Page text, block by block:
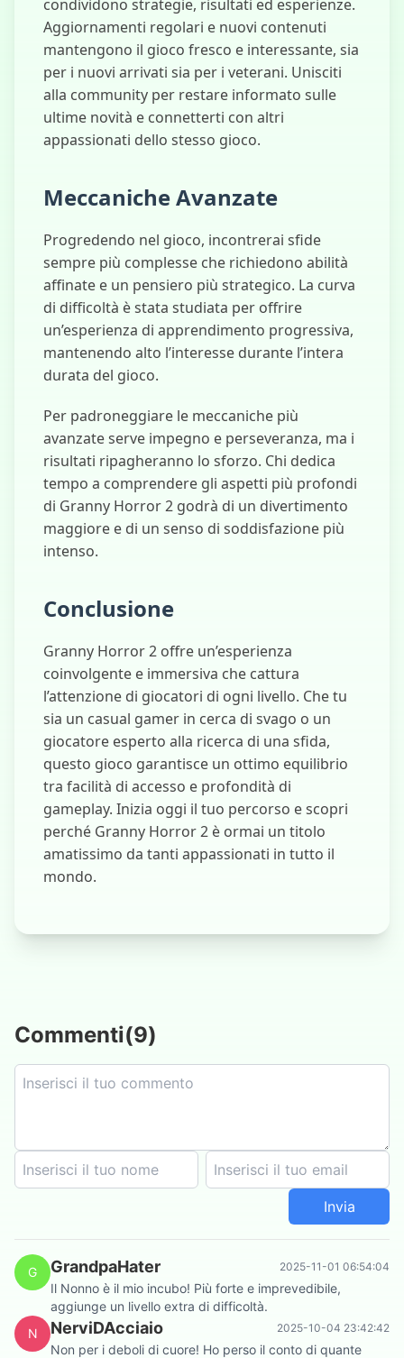
condividono strategie, risultati ed esperienze.
Aggiornamenti regolari e nuovi contenuti
mantengono il gioco fresco e interessante, sia
per i nuovi arrivati sia per i veterani. Unisciti
alla community per restare informato sulle
ultime novità e connetterti con altri
appassionati dello stesso gioco.
Meccaniche Avanzate
Progredendo nel gioco, incontrerai sfide
sempre più complesse che richiedono abilità
affinate e un pensiero più strategico. La curva
di difficoltà è stata studiata per offrire
un’esperienza di apprendimento progressiva,
mantenendo alto l’interesse durante l’intera
durata del gioco.
Per padroneggiare le meccaniche più
avanzate serve impegno e perseveranza, ma i
risultati ripagheranno lo sforzo. Chi dedica
tempo a comprendere gli aspetti più profondi
di Granny Horror 2 godrà di un divertimento
maggiore e di un senso di soddisfazione più
intenso.
Conclusione
Granny Horror 2 offre un’esperienza
coinvolgente e immersiva che cattura
l’attenzione di giocatori di ogni livello. Che tu
sia un casual gamer in cerca di svago o un
giocatore esperto alla ricerca di una sfida,
questo gioco garantisce un ottimo equilibrio
tra facilità di accesso e profondità di
gameplay. Inizia oggi il tuo percorso e scopri
perché Granny Horror 2 è ormai un titolo
amatissimo da tanti appassionati in tutto il
mondo.
Commenti(9)
Invia
G GrandpaHater 2025-11-01 06:54:04
Il Nonno è il mio incubo! Più forte e imprevedibile,
aggiunge un livello extra di difficoltà.
N
NerviDAcciaio 2025-10-04 23:42:42
Non per i deboli di cuore! Ho perso il conto di quante